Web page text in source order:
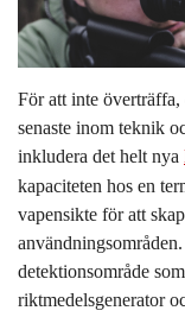
För att inte
senaste inom teknik
inkludera det helt nya
kapaciteten hos en
vapensikte för att
detektionsområde
riktmedelsgenerator